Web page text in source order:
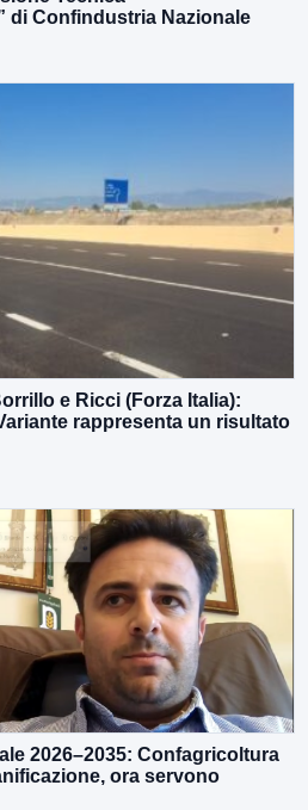
di Confindustria Nazionale
e Ricci (Forza Italia):
rappresenta un risultato
2026–2035: Confagricoltura
ora servono